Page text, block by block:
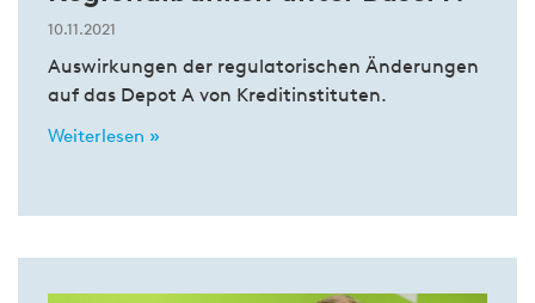
10.11.2021
Auswirkungen der regulatorischen Änderungen
auf das Depot A von Kreditinstituten.
Weiterlesen »